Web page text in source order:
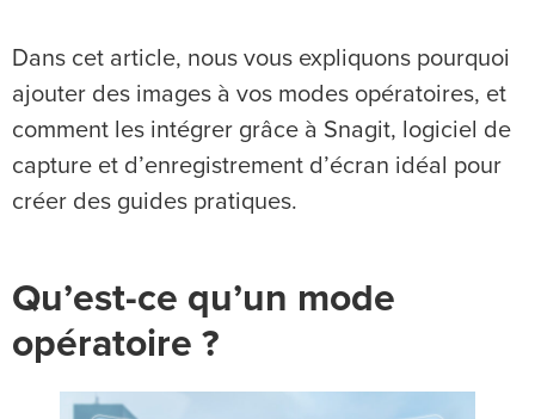
Dans cet article, nous vous expliquons pourquoi
ajouter des images à vos modes opératoires, et
comment les intégrer grâce à Snagit, logiciel de
capture et d’enregistrement d’écran idéal pour
créer des guides pratiques.
Qu’est-ce qu’un mode
opératoire ?